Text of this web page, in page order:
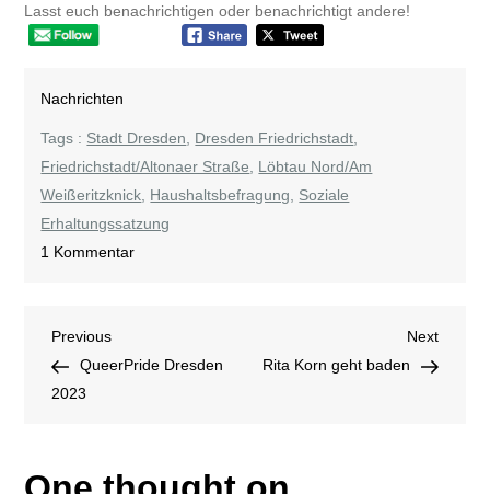
Lasst euch benachrichtigen oder benachrichtigt andere!
Nachrichten
Tags : Stadt Dresden, Dresden Friedrichstadt,
Friedrichstadt/Altonaer Straße, Löbtau Nord/Am
Weißeritzknick, Haushaltsbefragung, Soziale
Erhaltungssatzung
1 Kommentarzu
Beitragsnavigation
Previous
Post
Previous
QueerPride Dresden
2023
Next
Post
Next
Rita Korn geht baden